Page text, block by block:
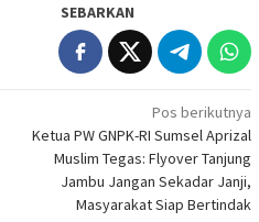
SEBARKAN
Pos berikutnya
Ketua PW GNPK-RI Sumsel Aprizal
Muslim Tegas: Flyover Tanjung
Jambu Jangan Sekadar Janji,
Masyarakat Siap Bertindak